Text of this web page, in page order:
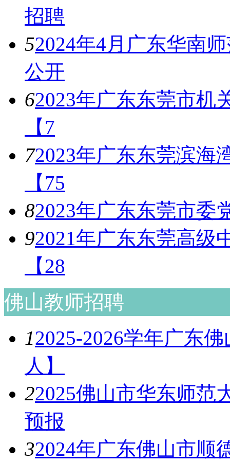
招聘
52024年4月广东华南
公开
62023年广东东莞市机
【7
72023年广东东莞滨海
【75
82023年广东东莞市委
92021年广东东莞高级
【28
佛山教师招聘
12025-2026学年广东
人】
22025佛山市华东师范
预报
32024年广东佛山市顺